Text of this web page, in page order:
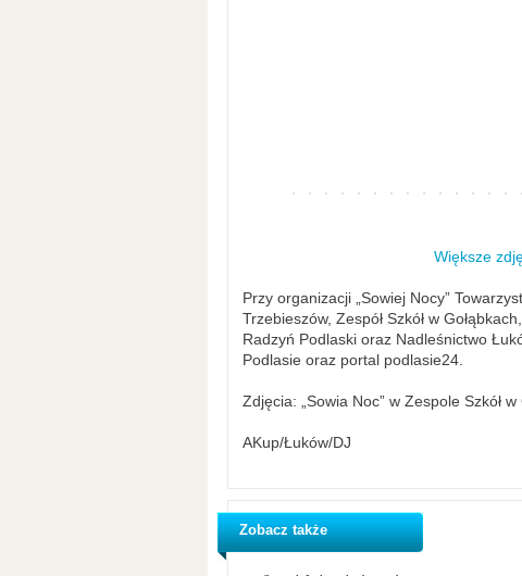
Większe
Przy organizacji „Sowiej Nocy”
Trzebieszów, Zespół Szkół w
Radzyń Podlaski oraz Nadleśnictwo
Podlasie oraz portal podlasie24.
Zdjęcia: „Sowia Noc” w Zespole Szkół w
AKup/Łuków/DJ
Zobacz także